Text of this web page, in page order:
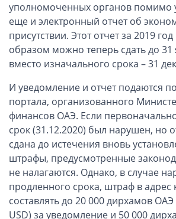
Канадские партнерства LP
Компании в США (Флорида)
Оффшорные компании
Оффшоры на Маршалловых Островах
Оффшоры в Панаме
Финансовая отчетность
Ликвидация зарубежных компаний
Открытие счёта
уполномоченных органов помимо
еще и электронный отчет об
присутствии. Этот отчет за 2019
образом можно теперь сдать до 31
вместо изначального срока – 31
И уведомление и отчет подаются
портала, организованного
финансов ОАЭ. Если
срок (31.12.2020) был нарушен, но
сдана до истечения вновь
штрафы, предусмотренные
не налагаются. Однако, в случае
продленного срока, штраф в
составлять до 20 000 дирхамов
USD) за уведомление и 50 000